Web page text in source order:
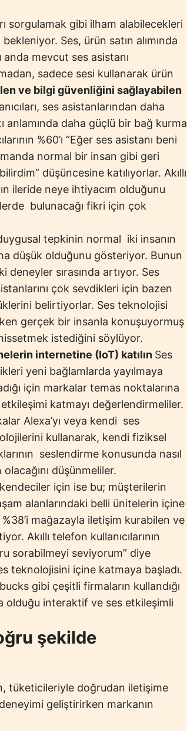
sorgulamak gibi ilham alabilecekleri
Ses, ürün satın alımında
mevcut ses asistanı
sadece sesi kullanarak ürün
ve bilgi güvenliğini sağlayabilen
ses asistanlarından daha
anlamında daha güçlü bir bağ kurma
%60’ı “Eğer ses asistanı beni
normal bir insan gibi geri
düşüncesine katılıyorlar. Akıllı
ileride neye ihtiyacım olduğunu
bulunacağı fikri için çok
tepkinin normal iki insanın
düşük olduğunu gösteriyor. Bunun
deneyler sırasında artıyor. Ses
çok sevdikleri için bazen
belirtiyorlar. Ses teknolojisi
gerçek bir insanla konuşuyormuş
istediğini söylüyor.
internetine (IoT) katılın Ses
yeni bağlamlarda yayılmaya
için markalar temas noktalarına
katmayı değerlendirmeliler.
Alexa’yı veya kendi ses
kullanarak, kendi fiziksel
seslendirme konusunda nasıl
olacağını düşünmeliler.
için ise bu; müşterilerin
alanlarındaki belli ünitelerin içine
%38’i mağazayla iletişim kurabilen ve
Akıllı telefon kullanıcılarının
sorabilmeyi seviyorum” diye
teknolojisini içine katmaya başladı.
gibi çeşitli firmaların kullandığı
olduğu interaktif ve ses etkileşimli
şekilde
tüketicileriyle doğrudan iletişime
geliştirirken markanın